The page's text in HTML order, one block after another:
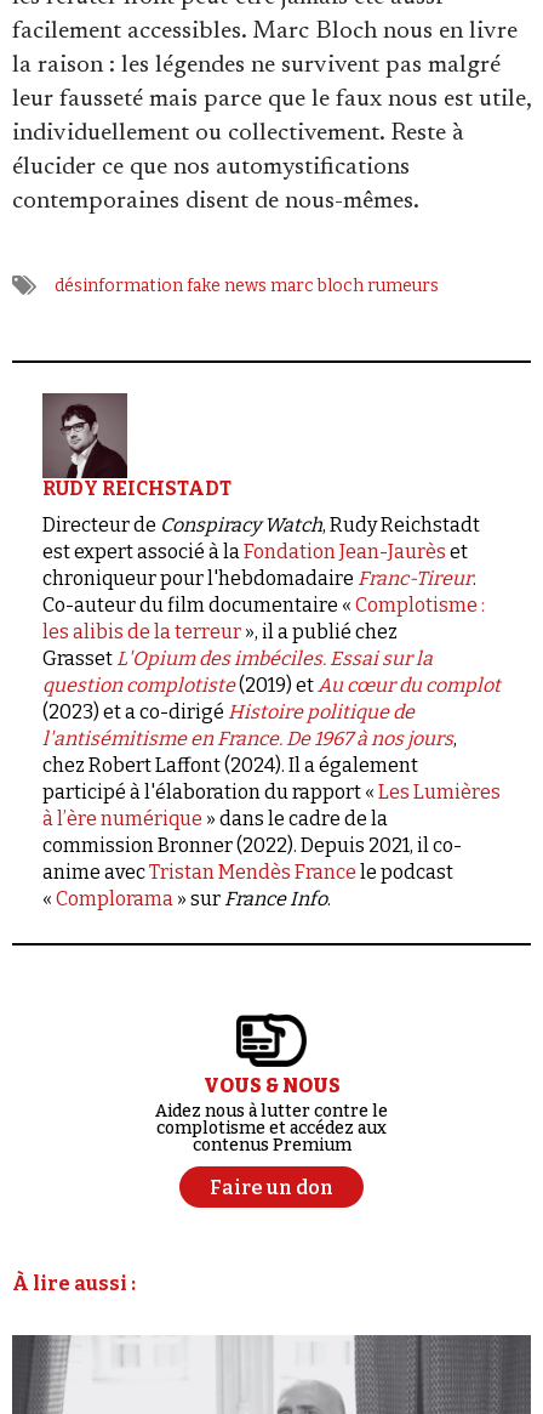
facilement accessibles. Marc Bloch nous en livre
la raison : les légendes ne survivent pas malgré
leur fausseté mais parce que le faux nous est utile,
individuellement ou collectivement. Reste à
élucider ce que nos automystifications
contemporaines disent de nous-mêmes.
désinformationfake news marc blochrumeurs
RUDY REICHSTADT
Directeur de Conspiracy Watch, Rudy Reichstadt
est expert associé à la Fondation Jean-Jaurès et
chroniqueur pour l'hebdomadaire Franc-Tireur.
Co-auteur du film documentaire « Complotisme :
les alibis de la terreur », il a publié chez
Grasset L'Opium des imbéciles. Essai sur la
question complotiste(2019) et Au cœur du complot
(2023) et a co-dirigé Histoire politique de
l'antisémitisme en France. De 1967 à nos jours,
chez Robert Laffont (2024). Il a également
participé à l'élaboration du rapport « Les Lumières
à l’ère numérique » dans le cadre de la
commission Bronner (2022). Depuis 2021, il co-
anime avecTristan Mendès France le podcast
« Complorama » sur France Info.
VOUS & NOUS
Aidez nous à lutter contre le
complotisme et accédez aux
contenus Premium
Faire un don
À lire aussi :